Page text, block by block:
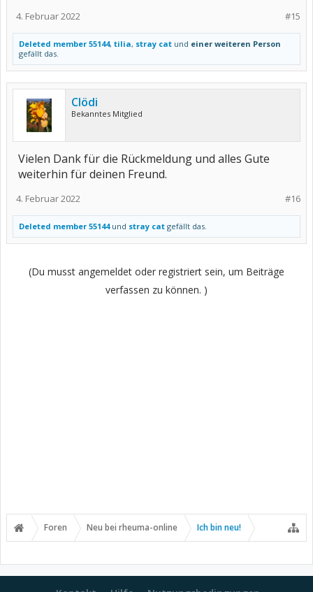
#15
4. Februar 2022
Deleted member 55144, tilia, stray cat und einer weiteren Person
gefällt das.
Clödi
Bekanntes Mitglied
Vielen Dank für die Rückmeldung und alles Gute
weiterhin für deinen Freund.
#16
4. Februar 2022
Deleted member 55144und stray cat gefällt das.
(Du musst angemeldet oder registriert sein, um Beiträge
verfassen zu können. )
Foren Neu bei rheuma-online Ich bin neu!